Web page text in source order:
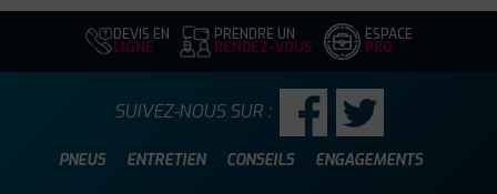
DEVIS EN
LIGNE
PRENDRE UN
RENDEZ-VOUS
ESPACE
PRO
PNEUS ENTRETIEN CONSEILS ENGAGEMENTS
SUIVEZ-NOUS SUR :